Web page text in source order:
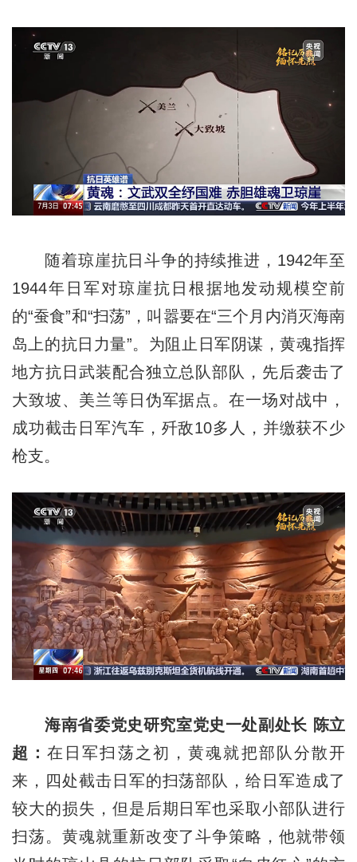
随着琼崖抗日斗争的持续推进，1942年至
1944年日军对琼崖抗日根据地发动规模空前
的“蚕食”和“扫荡”，叫嚣要在“三个月内消灭海南
岛上的抗日力量”。为阻止日军阴谋，黄魂指挥
地方抗日武装配合独立总队部队，先后袭击了
大致坡、美兰等日伪军据点。在一场对战中，
成功截击日军汽车，歼敌10多人，并缴获不少
枪支。
海南省委党史研究室党史一处副处长 陈立
超：在日军扫荡之初，黄魂就把部队分散开
来，四处截击日军的扫荡部队，给日军造成了
较大的损失，但是后期日军也采取小部队进行
扫荡。黄魂就重新改变了斗争策略，他就带领